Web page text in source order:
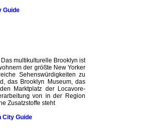
Guide
multikulturelle­ Brooklyn ist
der größte New Yorker
Sehenswürdig­keiten zu
das Brooklyn­ Museum, das
Marktplatz der Locavore-
von in der Region
Zusatzstoffe steht
City Guide